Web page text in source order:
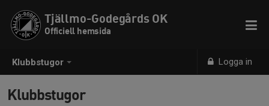
Klubbstugor Logga in
Tjällmo-Godegårds OK
Officiell hemsida
Klubbstugor